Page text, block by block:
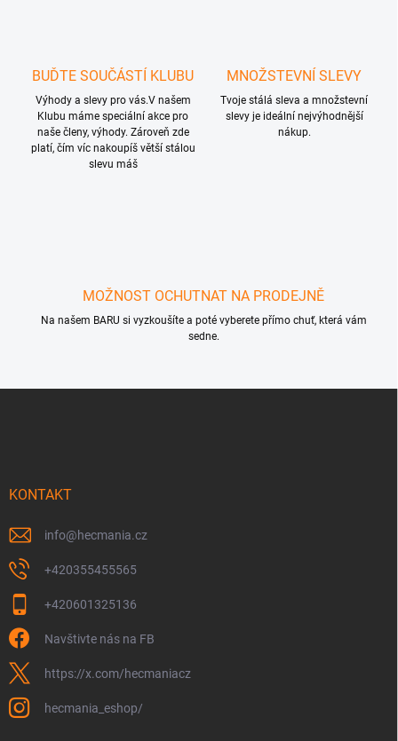
BUĎTE SOUČÁSTÍ KLUBU
Výhody a slevy pro vás.V našem
Klubu máme speciální akce pro
naše členy, výhody. Zároveň zde
platí, čím víc nakoupíš větší stálou
slevu máš
MNOŽSTEVNÍ SLEVY
Tvoje stálá sleva a množstevní
slevy je ideální nejvýhodnější
nákup.
MOŽNOST OCHUTNAT NA PRODEJNĚ
Na našem BARU si vyzkoušíte a poté vyberete přímo chuť, která vám
sedne.
KONTAKT
info@hecmania.cz
+420355455565
+420601325136
Navštivte nás na FB
https://x.com/hecmaniacz
hecmania_eshop/